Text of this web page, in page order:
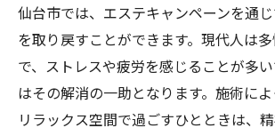
仙台市では、エステキャンペーンを通
を取り戻すことができます。現代人は
で、ストレスや疲労を感じることが多
はその解消の一助となります。施術に
リラックス空間で過ごすひとときは、